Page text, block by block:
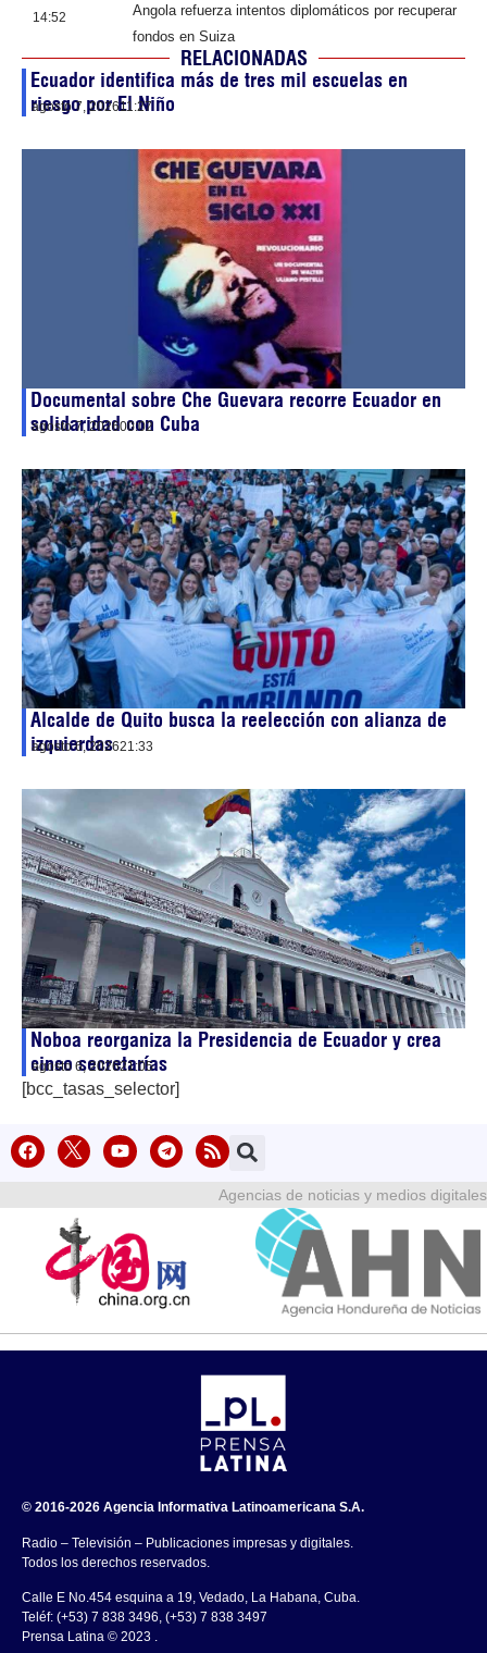
14:52
Angola refuerza intentos diplomáticos por recuperar
fondos en Suiza
RELACIONADAS
Ecuador identifica más de tres mil escuelas en
riesgo por El Niño
agosto 7, 202611:27
Documental sobre Che Guevara recorre Ecuador en
solidaridad con Cuba
agosto 7, 202600:02
Alcalde de Quito busca la reelección con alianza de
izquierdas
agosto 6, 202621:33
Noboa reorganiza la Presidencia de Ecuador y crea
cinco secretarías
agosto 6, 202621:05
[bcc_tasas_selector]
Agencias de noticias y medios digitales
© 2016-2026 Agencia Informativa Latinoamericana S.A.
Radio – Televisión – Publicaciones impresas y digitales.
Todos los derechos reservados.
Calle E No.454 esquina a 19, Vedado, La Habana, Cuba.
Teléf: (+53) 7 838 3496, (+53) 7 838 3497
Prensa Latina © 2023 .